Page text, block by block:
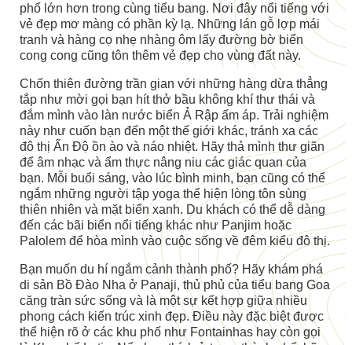
phố lớn hơn trong cùng tiểu bang. Nơi đây nổi tiếng với
vẻ đẹp mơ màng có phần kỳ lạ. Những lán gỗ lợp mái
tranh và hàng cọ nhẹ nhàng ôm lấy đường bờ biển
cong cong cũng tôn thêm vẻ đẹp cho vùng đất này.
Chốn thiên đường trần gian với những hàng dừa thẳng
tắp như mời gọi bạn hít thở bầu không khí thư thái và
đắm mình vào làn nước biển Ả Rập ấm áp. Trải nghiệm
này như cuốn bạn đến một thế giới khác, tránh xa các
đô thị Ấn Độ ồn ào và náo nhiệt. Hãy thả mình thư giãn
để âm nhạc và ẩm thực nâng niu các giác quan của
bạn. Mỗi buổi sáng, vào lúc bình minh, bạn cũng có thể
ngắm những người tập yoga thể hiện lòng tôn sùng
thiên nhiên và mặt biển xanh. Du khách có thể dễ dàng
đến các bãi biển nổi tiếng khác như Panjim hoặc
Palolem để hòa mình vào cuộc sống về đêm kiểu đô thị.
Bạn muốn du hí ngắm cảnh thành phố? Hãy khám phá
di sản Bồ Đào Nha ở Panaji, thủ phủ của tiểu bang Goa
căng tràn sức sống và là một sự kết hợp giữa nhiều
phong cách kiến trúc xinh đẹp. Điều này đặc biệt được
thể hiện rõ ở các khu phố như Fontainhas hay còn gọi